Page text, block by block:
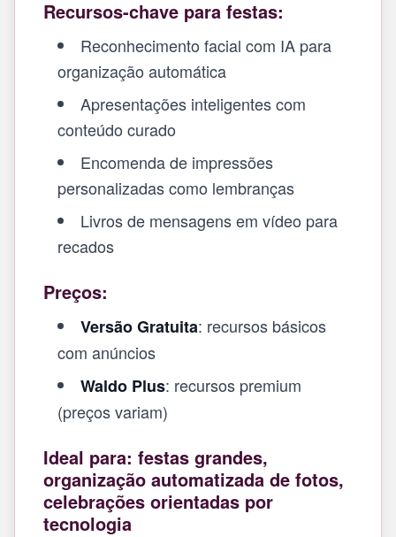
Recursos-chave para festas:
Reconhecimento facial com IA para
organização automática
Apresentações inteligentes com
conteúdo curado
Encomenda de impressões
personalizadas como lembranças
Livros de mensagens em vídeo para
recados
Preços:
Versão Gratuita: recursos básicos
com anúncios
Waldo Plus: recursos premium
(preços variam)
Ideal para: festas grandes,
organização automatizada de fotos,
celebrações orientadas por
tecnologia